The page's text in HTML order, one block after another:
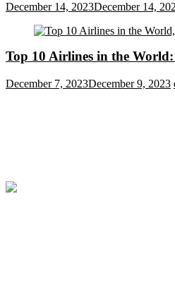
December 14, 2023December 14,
Top 10 Airlines in the World:
December 7, 2023December 9, 2023